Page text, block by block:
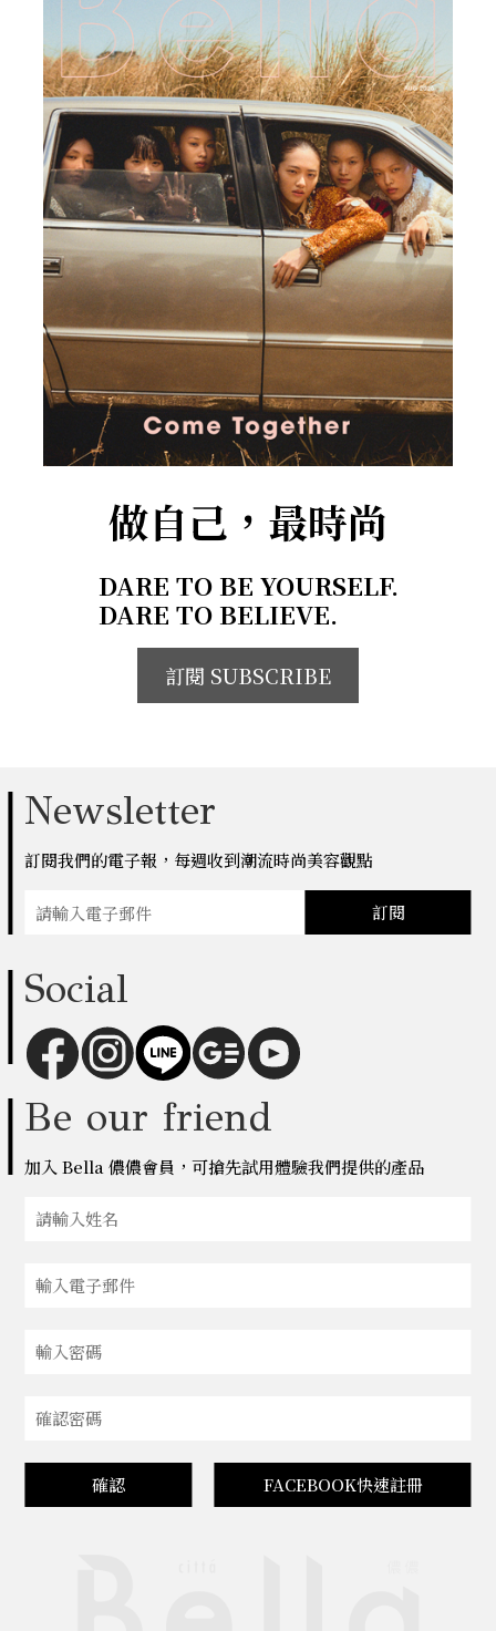
做自己，最時尚
DARE TO BE YOURSELF.
DARE TO BELIEVE.
訂閱 SUBSCRIBE
Newsletter
訂閱我們的電子報，每週收到潮流時尚美容觀點
訂閱
Social
Be our friend
加入 Bella 儂儂會員，可搶先試用體驗我們提供的產品
確認 FACEBOOK快速註冊